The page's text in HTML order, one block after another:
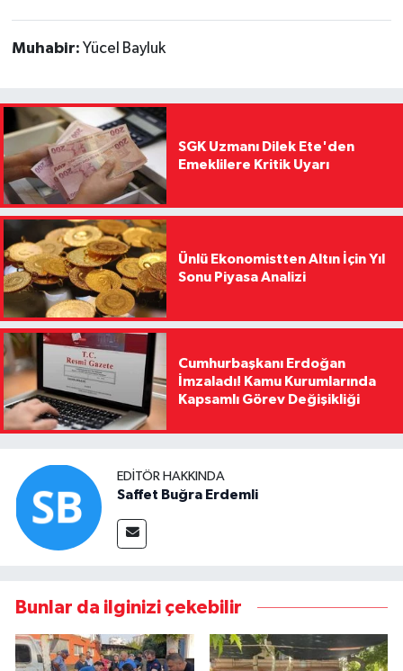
Muhabir: Yücel Bayluk
SGK Uzmanı Dilek Ete'den
Emeklilere Kritik Uyarı
Ünlü Ekonomistten Altın İçin Yıl
Sonu Piyasa Analizi
Cumhurbaşkanı Erdoğan
İmzaladı! Kamu Kurumlarında
Kapsamlı Görev Değişikliği
EDITÖR HAKKINDA
Saffet Buğra Erdemli
Bunlar da ilginizi çekebilir